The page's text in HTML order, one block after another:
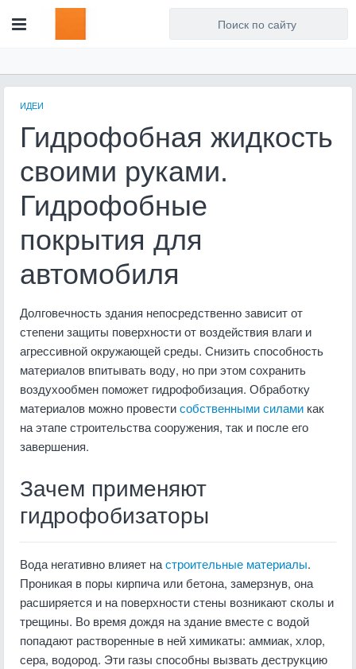
ИДЕИ
Гидрофобная жидкость
своими руками.
Гидрофобные
покрытия для
автомобиля
Долговечность здания непосредственно зависит от
степени защиты поверхности от воздействия влаги и
агрессивной окружающей среды. Снизить способность
материалов впитывать воду, но при этом сохранить
воздухообмен поможет гидрофобизация. Обработку
материалов можно провестисобственными силами как
на этапе строительства сооружения, так и после его
завершения.
Зачем применяют
гидрофобизаторы
Вода негативно влияет настроительные материалы.
Проникая в поры кирпича или бетона, замерзнув, она
расширяется и на поверхности стены возникают сколы и
трещины. Во время дождя на здание вместе с водой
попадают растворенные в ней химикаты: аммиак, хлор,
сера, водород. Эти газы способны вызвать деструкцию
Для любых предложений по
сайту: artist71@cp9.ru